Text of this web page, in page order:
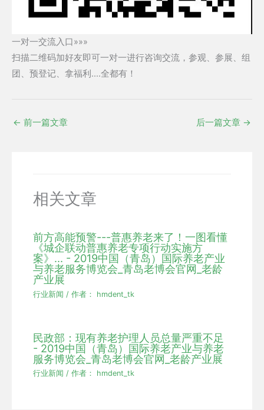
一对一交流入口»»»
扫描二维码加好友即可一对一进行咨询交流，参观、参展、组
团、预登记、拿福利....全都有！
← 前一篇文章 后一篇文章 →
相关文章
前方高能预警---普惠养老来了！一图看懂
《城企联动普惠养老专项行动实施方
案》... - 2019中国（青岛）国际养老产业
与养老服务博览会_青岛老博会官网_老龄
产业展
行业新闻 / 作者： hmdent_tk
民政部：现有养老护理人员总量严重不足
- 2019中国（青岛）国际养老产业与养老
服务博览会_青岛老博会官网_老龄产业展
行业新闻 / 作者： hmdent_tk